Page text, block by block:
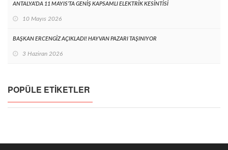
ANTALYA’DA 11 MAYIS’TA GENİŞ KAPSAMLI ELEKTRİK KESİNTİSİ
10 Mayıs 2026
BAŞKAN ERCENGİZ AÇIKLADI! HAYVAN PAZARI TAŞINIYOR
3 Haziran 2026
POPÜLE ETIKETLER